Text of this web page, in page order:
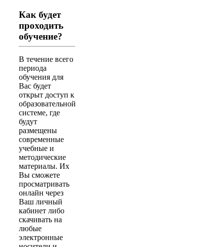
Как будет
проходить
обучение?
В течение всего
периода
обучения для
Вас будет
открыт доступ к
образовательной
системе, где
будут
размещены
современные
учебные и
методические
материалы. Их
Вы сможете
просматривать
онлайн через
Ваш личный
кабинет либо
скачивать на
любые
электронные